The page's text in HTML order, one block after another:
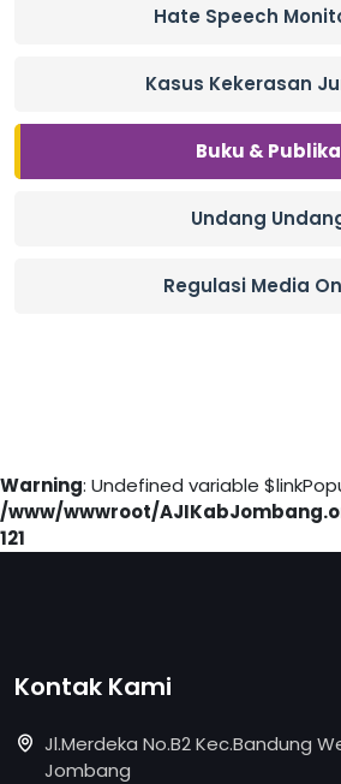
Hate Speech
Kasus Kekerasan
Buku &
Undang
Regulasi Media
Warning: Undefined variable
/www/wwwroot/
121
Kontak Kami
Jl.Merdeka No.B2 Kec.Bandung
Jombang